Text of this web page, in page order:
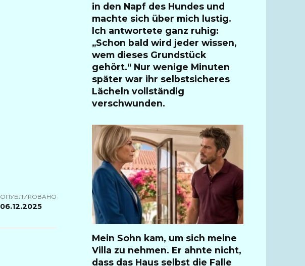
ОПУБЛИКОВАНО
06.12.2025
in den Napf des Hundes und
machte sich über mich lustig.
Ich antwortete ganz ruhig:
„Schon bald wird jeder wissen,
wem dieses Grundstück
gehört.“ Nur wenige Minuten
später war ihr selbstsicheres
Lächeln vollständig
verschwunden.
Mein Sohn kam, um sich meine
Villa zu nehmen. Er ahnte nicht,
dass das Haus selbst die Falle